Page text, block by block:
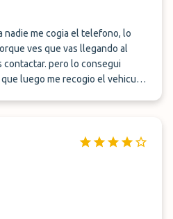
nadie me cogia el telefono, lo
ves que vas llegando al
pero lo consegui
luego me recogio el vehiculo.